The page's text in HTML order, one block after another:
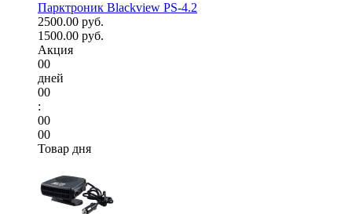
Парктроник Blackview PS-4.2
2500.00 руб.
1500.00 руб.
Акция
00
дней
00
:
00
00
Товар дня